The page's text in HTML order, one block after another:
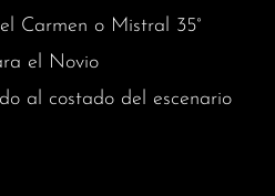
Carmen o Mistral 35°
el Novio
al costado del escenario